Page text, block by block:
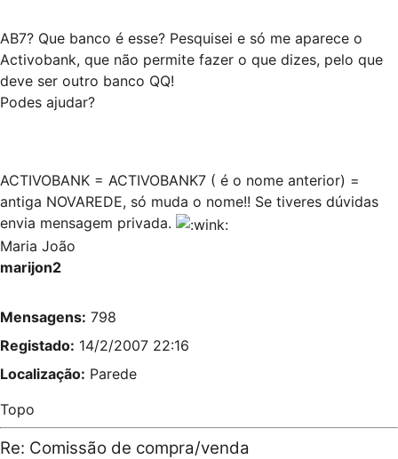
AB7? Que banco é esse? Pesquisei e só me aparece o
Activobank, que não permite fazer o que dizes, pelo que
deve ser outro banco QQ!
Podes ajudar?
ACTIVOBANK = ACTIVOBANK7 ( é o nome anterior) =
antiga NOVAREDE, só muda o nome!! Se tiveres dúvidas
envia mensagem privada.
Maria João
marijon2
Mensagens: 798
Registado: 14/2/2007 22:16
Localização: Parede
Topo
Re: Comissão de compra/venda